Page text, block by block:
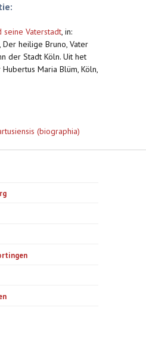
seine Vaterstadt, in:
Der heilige Bruno, Vater
der Stadt Köln. Uit het
Maria Blüm, Köln,
(biographia)